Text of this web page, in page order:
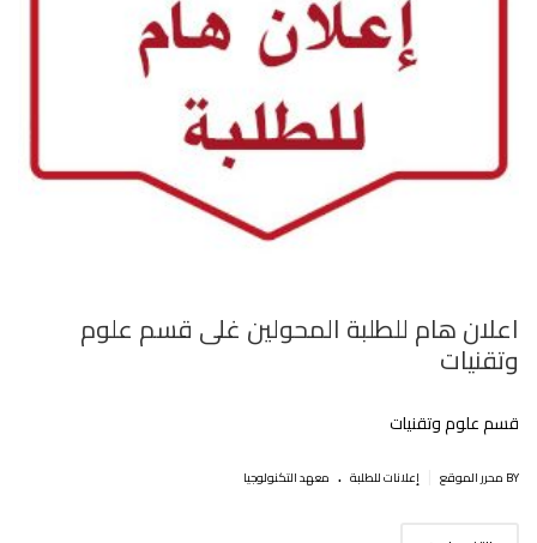
اعلان هام للطلبة المحولين غلى قسم علوم
وتقنيات
قسم علوم وتقنيات
BY محرر الموقع إعلانات للطلبة . معهد التكنولوجيا